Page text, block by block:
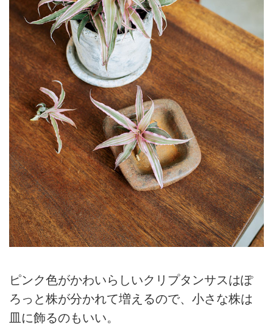
ピンク色がかわいらしいクリプタンサスはぽ
ろっと株が分かれて増えるので、小さな株は
皿に飾るのもいい。